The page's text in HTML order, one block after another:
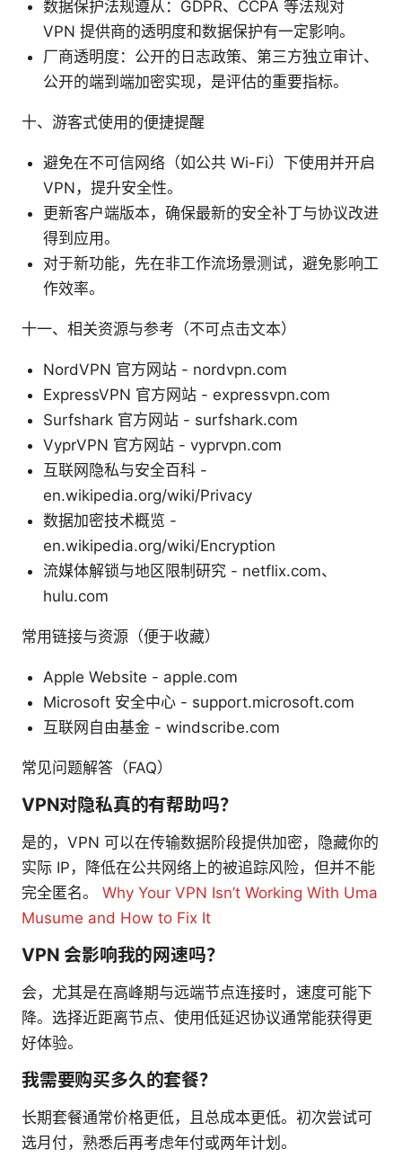
数据保护法规遵从：GDPR、CCPA 等法规对
VPN 提供商的透明度和数据保护有一定影响。
厂商透明度：公开的日志政策、第三方独立审计、
公开的端到端加密实现，是评估的重要指标。
十、游客式使用的便捷提醒
避免在不可信网络（如公共 Wi-Fi）下使用并开启
VPN，提升安全性。
更新客户端版本，确保最新的安全补丁与协议改进
得到应用。
对于新功能，先在非工作流场景测试，避免影响工
作效率。
十一、相关资源与参考（不可点击文本）
NordVPN 官方网站 - nordvpn.com
ExpressVPN 官方网站 - expressvpn.com
Surfshark 官方网站 - surfshark.com
VyprVPN 官方网站 - vyprvpn.com
互联网隐私与安全百科 -
en.wikipedia.org/wiki/Privacy
数据加密技术概览 -
en.wikipedia.org/wiki/Encryption
流媒体解锁与地区限制研究 - netflix.com、
hulu.com
常用链接与资源（便于收藏）
Apple Website - apple.com
Microsoft 安全中心 - support.microsoft.com
互联网自由基金 - windscribe.com
常见问题解答（FAQ）
VPN对隐私真的有帮助吗？
是的，VPN 可以在传输数据阶段提供加密，隐藏你的
实际 IP，降低在公共网络上的被追踪风险，但并不能
完全匿名。 Why Your VPN Isn’t Working With Uma
Musume and How to Fix It
VPN 会影响我的网速吗？
会，尤其是在高峰期与远端节点连接时，速度可能下
降。选择近距离节点、使用低延迟协议通常能获得更
好体验。
我需要购买多久的套餐？
长期套餐通常价格更低，且总成本更低。初次尝试可
选月付，熟悉后再考虑年付或两年计划。